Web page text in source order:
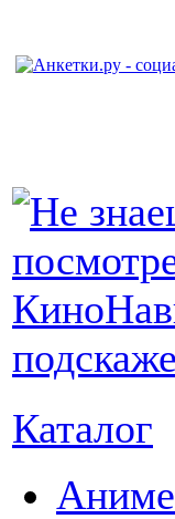
Каталог